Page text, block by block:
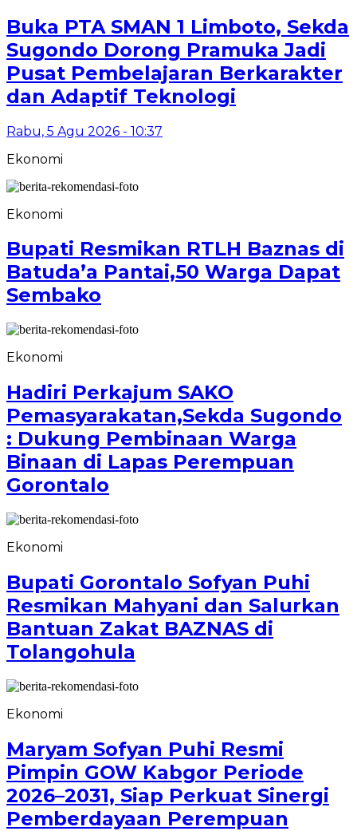
Buka PTA SMAN 1 Limboto, Sekda
Sugondo Dorong Pramuka Jadi
Pusat Pembelajaran Berkarakter
dan Adaptif Teknologi
Rabu, 5 Agu 2026 - 10:37
Ekonomi
Ekonomi
Bupati Resmikan RTLH Baznas di
Batuda’a Pantai,50 Warga Dapat
Sembako
Ekonomi
Hadiri Perkajum SAKO
Pemasyarakatan,Sekda Sugondo
: Dukung Pembinaan Warga
Binaan di Lapas Perempuan
Gorontalo
Ekonomi
Bupati Gorontalo Sofyan Puhi
Resmikan Mahyani dan Salurkan
Bantuan Zakat BAZNAS di
Tolangohula
Ekonomi
Maryam Sofyan Puhi Resmi
Pimpin GOW Kabgor Periode
2026–2031, Siap Perkuat Sinergi
Pemberdayaan Perempuan